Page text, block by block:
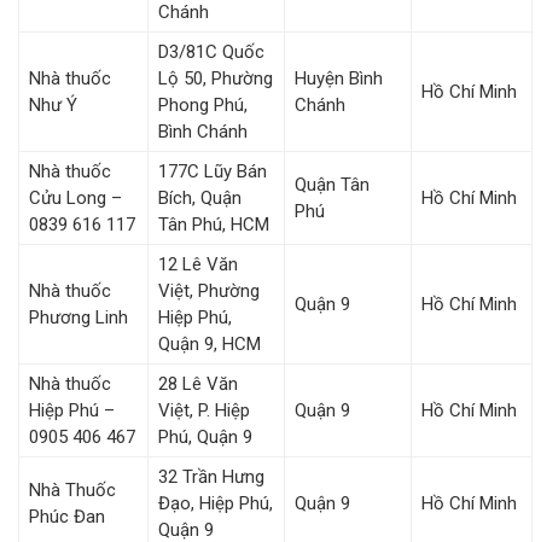
Chánh
Nhà thuốc
Như Ý
D3/81C Quốc
Lộ 50, Phường
Phong Phú,
Bình Chánh
Huyện Bình
Chánh
Hồ Chí Minh
Nhà thuốc
Cửu Long –
0839 616 117
177C Lũy Bán
Bích, Quận
Tân Phú, HCM
Quận Tân
Phú
Hồ Chí Minh
Nhà thuốc
Phương Linh
12 Lê Văn
Việt, Phường
Hiệp Phú,
Quận 9, HCM
Quận 9 Hồ Chí Minh
Nhà thuốc
Hiệp Phú –
0905 406 467
28 Lê Văn
Việt, P. Hiệp
Phú, Quận 9
Quận 9 Hồ Chí Minh
Nhà Thuốc
Phúc Đan
32 Trần Hưng
Đạo, Hiệp Phú,
Quận 9
Quận 9 Hồ Chí Minh